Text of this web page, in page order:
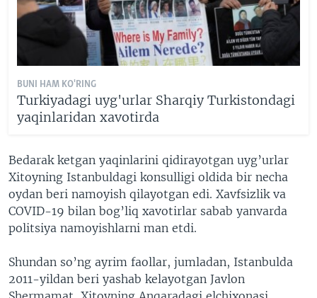
BUNI HAM KO'RING
Turkiyadagi uyg'urlar Sharqiy Turkistondagi
yaqinlaridan xavotirda
Bedarak ketgan yaqinlarini qidirayotgan uyg’urlar
Xitoyning Istanbuldagi konsulligi oldida bir necha
oydan beri namoyish qilayotgan edi. Xavfsizlik va
COVID-19 bilan bog’liq xavotirlar sabab yanvarda
politsiya namoyishlarni man etdi.
Shundan so’ng ayrim faollar, jumladan, Istanbulda
2011-yildan beri yashab kelayotgan Javlon